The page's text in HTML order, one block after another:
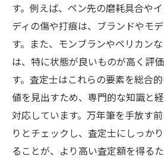
す。例えば、ペン先の磨耗具合や
ディの傷や打痕は、ブランドやモ
す。また、モンブランやペリカン
は、特に状態が良いものが高く評
す。査定士はこれらの要素を総合
値を見出すため、専門的な知識と
対応しています。万年筆を手放す
りとチェックし、査定士にしっか
ることが、より高い査定額を得る